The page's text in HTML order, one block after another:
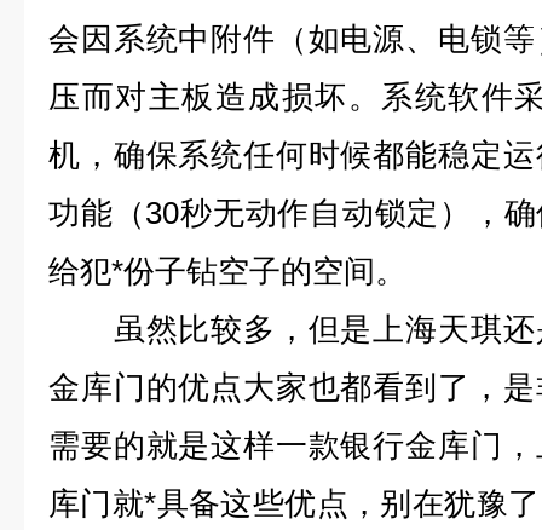
会因系统中附件（如电源、电锁
压而对主板造成损坏。系统软件
机，确保系统任何时候都能稳定
功能（30秒无动作自动锁定），
给犯*份子钻空子的空间。
虽然比较多，但是上海天琪还
金库门的优点大家也都看到了，
需要的就是这样一款银行金库门
库门就*具备这些优点，别在犹豫